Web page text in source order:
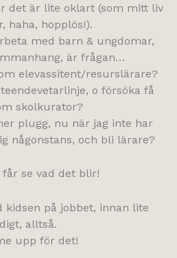
det är lite oklart (som mitt liv
haha, hopplös!).
med barn & ungdomar,
är frågan…
elevassitent/resurslärare?
o försöka få
skolkurator?
plugg, nu när jag inte har
någonstans, och bli lärare?
får se vad det blir!
kidsen på jobbet, innan lite
alltså.
upp för det!